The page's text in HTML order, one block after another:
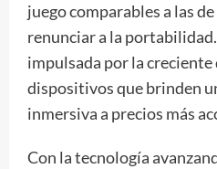
juego comparables a las
renunciar a la
impulsada por la creciente
dispositivos que brinden
inmersiva a precios más
Con la tecnología